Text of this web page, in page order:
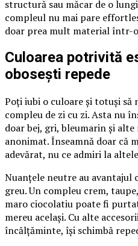
structură sau măcar de o
compleul nu mai pare
doar prea mult material într-
Culoarea potrivită
obosești repede
Poți iubi o culoare și totuși să
compleu de zi cu zi. Asta nu
doar bej, gri, bleumarin și
anonimat. Înseamnă doar că
adevărat, nu ce admiri la
Nuanțele neutre au avantajul
greu. Un compleu crem,
maro ciocolatiu poate fi
mereu același. Cu alte
încălțăminte, își schimbă